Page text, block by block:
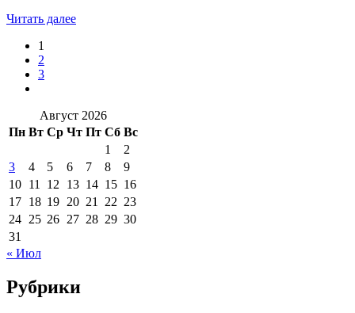
Читать далее
1
2
3
Август 2026
Пн Вт Ср Чт Пт Сб Вс
1
2
3
4 5 6 7 8
9
10 11 12 13 14 15 16
17 18 19 20 21 22 23
24 25 26 27 28 29 30
31
« Июл
Рубрики